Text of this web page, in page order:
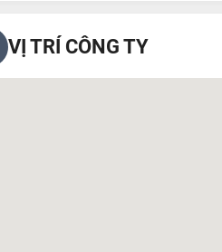
VỊ TRÍ CÔNG TY